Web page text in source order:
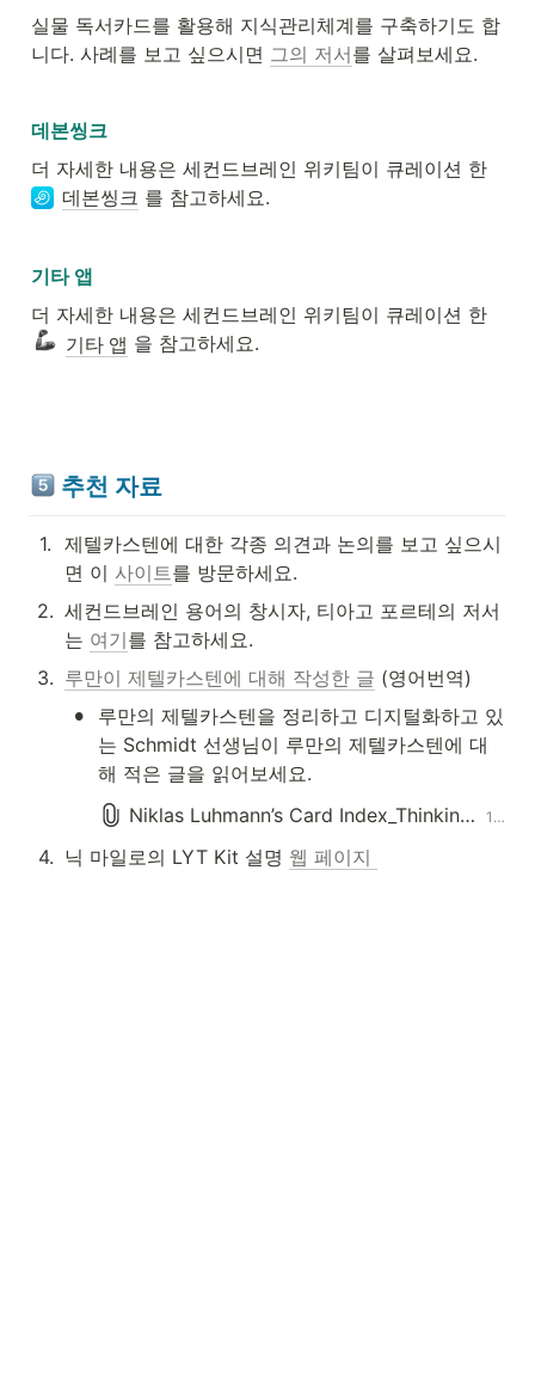
실물 독서카드를 활용해 지식관리체계를 구축하기도 합
니다. 사례를 보고 싶으시면 그의 저서를 살펴보세요.
데본씽크
더 자세한 내용은 세컨드브레인 위키팀이 큐레이션 한
데본씽크 를 참고하세요.
기타 앱
더 자세한 내용은 세컨드브레인 위키팀이 큐레이션 한
기타 앱 을 참고하세요.
추천 자료
1. 제텔카스텐에 대한 각종 의견과 논의를 보고 싶으시
면 이 사이트 를 방문하세요.
2. 세컨드브레인 용어의 창시자, 티아고 포르테의 저서
는 여기를 참고하세요.
3. 루만이 제텔카스텐에 대해 작성한 글 (영어번역)
•
루만의 제텔카스텐을 정리하고 디지털화하고 있
는 Schmidt 선생님이 루만의 제텔카스텐에 대
해 적은 글을 읽어보세요.
Niklas Luhmann’s Card Index_Thinking Tool_Communication Partner_Publication Machine_Johannes F.K. Schmidt.pdf
1411.0KB
4. 닉 마일로의 LYT Kit 설명 웹 페이지